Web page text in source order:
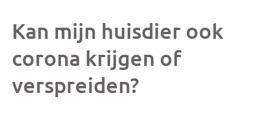
bericht
Kan mijn huisdier ook
corona krijgen of
verspreiden?